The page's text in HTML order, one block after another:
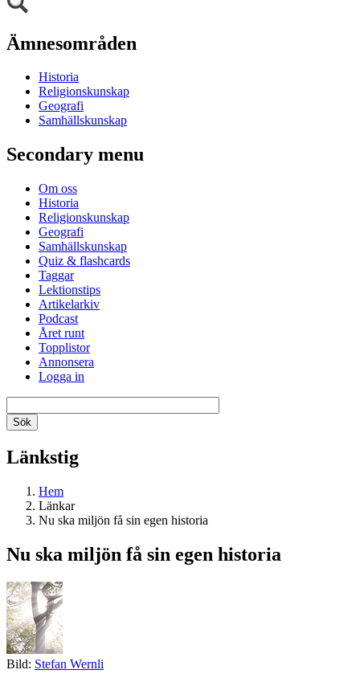
Ämnesområden
Historia
Religionskunskap
Geografi
Samhällskunskap
Secondary menu
Om oss
Historia
Religionskunskap
Geografi
Samhällskunskap
Quiz & flashcards
Taggar
Lektionstips
Artikelarkiv
Podcast
Året runt
Topplistor
Annonsera
Logga in
Länkstig
Hem
Länkar
Nu ska miljön få sin egen historia
Nu ska miljön få sin egen historia
Bild: Stefan Wernli